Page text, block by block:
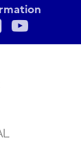
LinkedIn